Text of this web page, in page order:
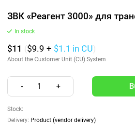
ЗВК «Реагент 3000» для
In stock
$11 ($9.9 + $1.1 in CU)
About the Customer Unit (CU) System
- 1 +
Stock:
Delivery: Product (vendor delivery)